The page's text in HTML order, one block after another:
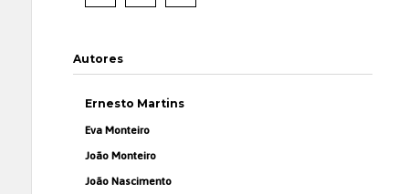
Autores
Ernesto Martins
Eva Monteiro
João Monteiro
João Nascimento